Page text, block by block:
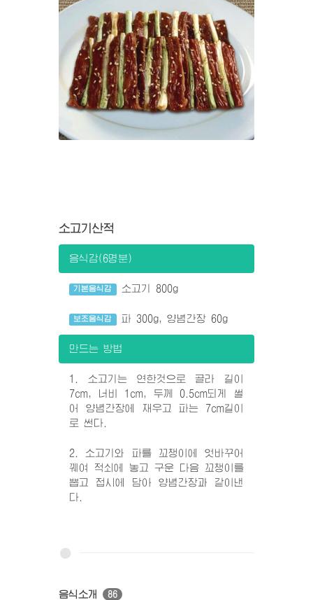
소고기산적
음식감(6명분)
기본음식감 소고기 800g
보조음식감 파 300g, 양념간장 60g
만드는 방법
1. 소고기는 연한것으로 골라 길이
7cm, 너비 1cm, 두께 0.5cm되게 썰
어 양념간장에 재우고 파는 7cm길이
로 썬다.
2. 소고기와 파를 꼬챙이에 엇바꾸어
꿰여 적쇠에 놓고 구운 다음 꼬챙이를
뽑고 접시에 담아 양념간장과 같이낸
다.
음식소개 86